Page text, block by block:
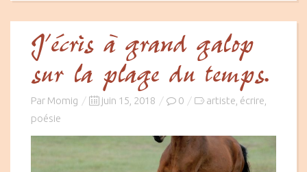
J’écris à grand galop
sur la plage du temps.
Par Momig
Posted
juin 15, 2018 0 artiste, écrire,
poésie